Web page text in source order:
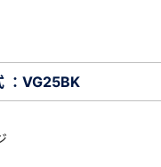
：VG25BK